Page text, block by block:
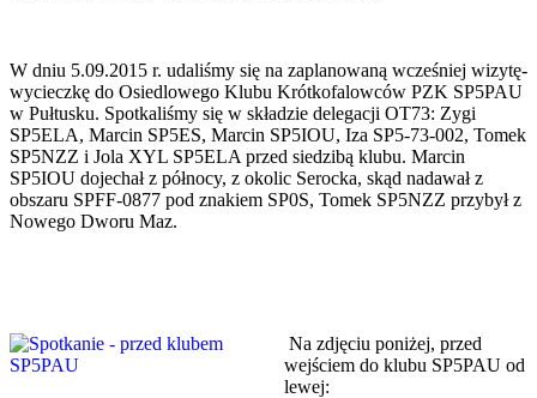
W dniu 5.09.2015 r. udaliśmy się na zaplanowaną wcześniej wizytę-
wycieczkę do Osiedlowego Klubu Krótkofalowców PZK SP5PAU
w Pułtusku. Spotkaliśmy się w składzie delegacji OT73: Zygi
SP5ELA, Marcin SP5ES, Marcin SP5IOU, Iza SP5-73-002, Tomek
SP5NZZ i Jola XYL SP5ELA przed siedzibą klubu. Marcin
SP5IOU dojechał z północy, z okolic Serocka, skąd nadawał z
obszaru SPFF-0877 pod znakiem SP0S, Tomek SP5NZZ przybył z
Nowego Dworu Maz.
Na zdjęciu poniżej, przed
wejściem do klubu SP5PAU od
lewej: